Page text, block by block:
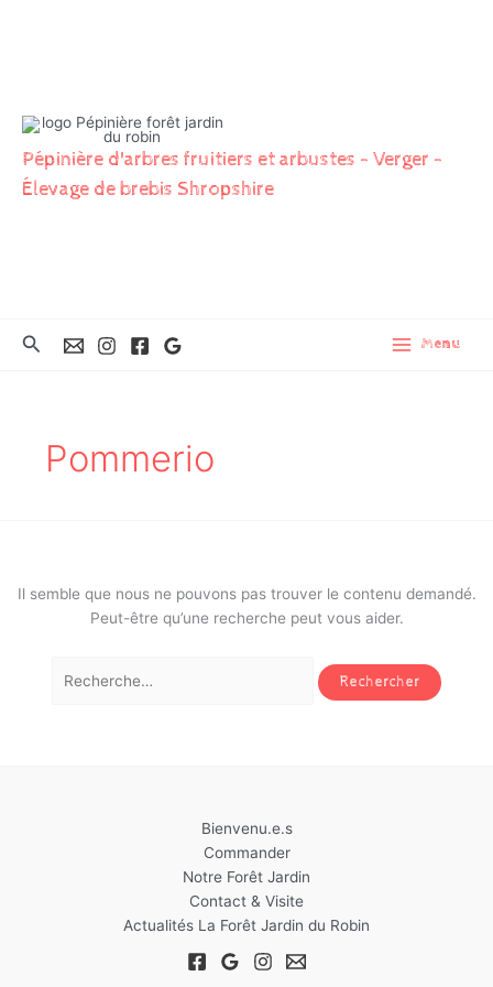
Pépinière d'arbres fruitiers et arbustes - Verger -
Élevage de brebis Shropshire
Rechercher Menu
Pommerio
Il semble que nous ne pouvons pas trouver le contenu demandé.
Peut-être qu’une recherche peut vous aider.
Bienvenu.e.s
Commander
Notre Forêt Jardin
Contact & Visite
Actualités La Forêt Jardin du Robin